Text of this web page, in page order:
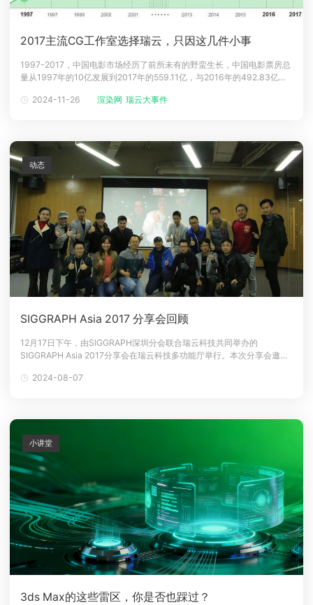
2017主流CG工作室选择瑞云，只因这几件小事
1997-2017，中国电影市场经历了前所未有的野蛮生长，中国电影票房总
量从1997年的10亿发展到2017年的559.11亿，与2016年的492.83亿相
产动画电影也从2012年开始发展迅猛，成为中国电影产业中一支不可忽视
2024-11-26 渲染网 瑞云大事件
SIGGRAPH Asia 2017 分享会回顾
12月17日下午，由SIGGRAPH深圳分会联合瑞云科技共同举办的
SIGGRAPH Asia 2017分享会在瑞云科技多功能厅举行。本次分享会邀请
员以及业界朋友带来满满的干货以及最真实的体验和感受。分享会上，
2024-08-07
动态
3ds Max的这些雷区，你是否也踩过？
小讲堂